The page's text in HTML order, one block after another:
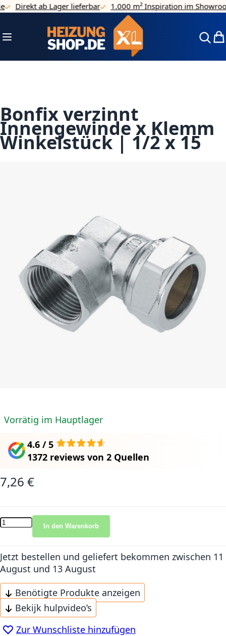
Direkt zum Inhalt
Direkt ab Lager lieferbar 1.000 m² Inspiration im
Navigation umschalten
Bonfix verzinnt
Innengewinde x Klemm
Winkelstück | 1/2 x 15
Vorrätig im Hauptlager
4.6 / 5
1372 reviews von 2 Quellen
7,26 €
In den Warenkorb
Jetzt bestellen und geliefert bekommen zwischen 11
August und 13 August
Benötigte Produkte anzeigen
Bekijk hulpvideo’s
Zur Wunschliste hinzufügen